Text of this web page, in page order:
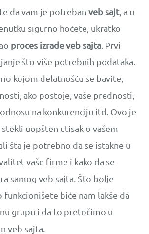
da vam je potreban veb sajt, a u
sigurno hoćete, ukratko
proces izrade veb sajta . Prvi
što više potrebnih podataka.
kojom delatnošću se bavite,
ako postoje, vaše prednosti,
na konkurenciju itd. Ovo je
uopšten utisak o vašem
šta je potrebno da se istakne u
vaše firme i kako da se
samog veb sajta. Što bolje
funkcionišete biće nam lakše da
grupu i da to pretočimo u
veb sajta.